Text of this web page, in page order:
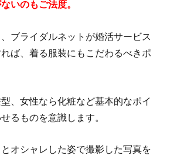
いのもご法度。
ブライダルネットが婚活サービス
ば、着る服装にもこだわるべきポ
、女性なら化粧など基本的なポイ
るものを意識します。
オシャレした姿で撮影した写真を